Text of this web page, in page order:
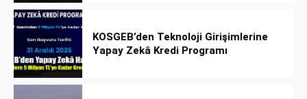
KOSGEB’den Teknoloji Girişimlerine
Yapay Zekâ Kredi Programı